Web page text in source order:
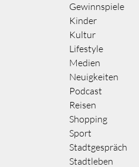
Gewinnspiele
Kinder
Kultur
Lifestyle
Medien
Neuigkeiten
Podcast
Reisen
Shopping
Sport
Stadtgespräch
Stadtleben